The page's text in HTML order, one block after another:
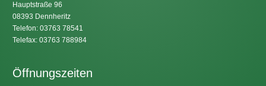
Hauptstraße 96
08393 Dennheritz
Telefon: 03763 78541
Telefax: 03763 788984
Öffnungszeiten